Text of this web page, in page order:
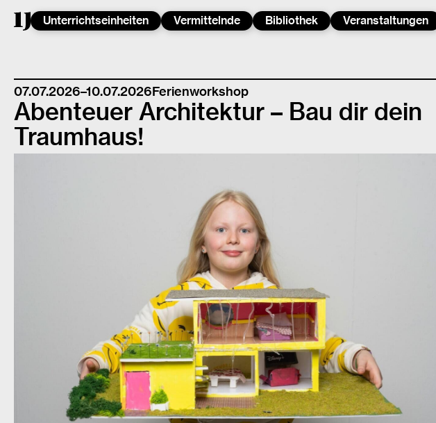
Unterrichtseinheiten Vermittelnde Bibliothek Veranstaltungen
07.07.2026–10.07.2026Ferienworkshop
Abenteuer Architektur – Bau dir dein
Traumhaus!